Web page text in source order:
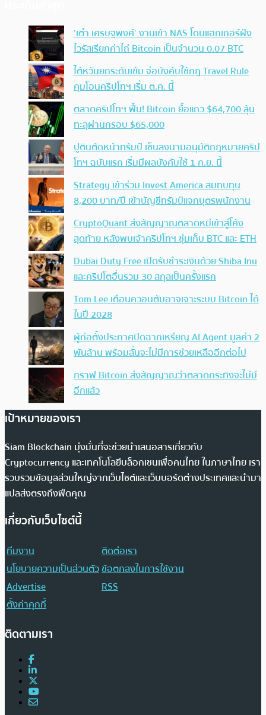
‘เต๋า เศรษฐพงศ์’ งานเข้า NAS โดนแฮกเกอร์ฝัง
ไวรัสเรียกค่าไถ่ Bitcoin เป็นจำนวน 0.07 BTC
ไต้หวันยกระดับเข้ม จ่อบังคับใช้กฏ Travel Rule
คุมโอนคริปโทฯ เริ่ม ต.ค. นี้
ตลาดคริปโทฯ ฟื้น! Bitcoin ยื้อแถว $64,700 ลุ้น
ทะลุผ่านกรอบ $65,000
ปูตินตัดหน้าทรัมป์ เซ็นลงนามอนุมัติกฎหมายคริป
โทฯ ฉบับแรก เริ่มมีผลบังคับใช้ 1 ก.ย. นี้
Strategy เข้าร่วม Invest America สมทบทุน
8,200 บาท/ปี เข้าบัญชีทรัมป์แจกบุตรพนักงาน
CryptoQuant ส่งสัญญาณตลาดหมีเข้าสู่โค้ง
สุดท้าย หลังพบเจ้าคริปโทฯ ซุ่มเก็บ BTC และ ETH
Dubai Duty Free เปิดรับชำระเงินด้วย Shiba Inu
และคริปโตอื่นรวม 30 สกุลเป็นครั้งแรก
Tom Lee เตือนควอนตัมอาจเจาะระบบ Bitcoin ได้
ในปี 2028
ผู้ก่อตั้งประกาศปิดฉากเหรียญ AI Agent มูลค่า 2
พันล้าน พร้อมลั่นจะไม่มีการช่วยเหลืออีกต่อไป
กราฟ Bitcoin ส่งสัญญาณว่าตลาดกระทิงจะไม่มี
อีกแล้ว
เป้าหมายของเรา
Siam Blockchain มุ่งมั่นที่จะช่วยนำเสนอสารเกี่ยวกับ
Cryptocurrency และเทคโนโลยีบล็อกเชนเพื่อคนไทย ในภาษาไทย เรา
รวบรวมข้อมูลส่วนใหญ่จากเว็บไซต์และเว็บบอร์ดต่างประเทศและนำมา
แปลส่งตรงถึงฟีดคุณ
เกี่ยวกับเว็บไซต์นี้
ทีมงาน
ติดต่อเรา
นโยบายความเป็นส่วนตัวข้อตกลงในการใช้งาน
Advertise
RSS
ตั้งค่าคุกกี้
ติดตามเรา